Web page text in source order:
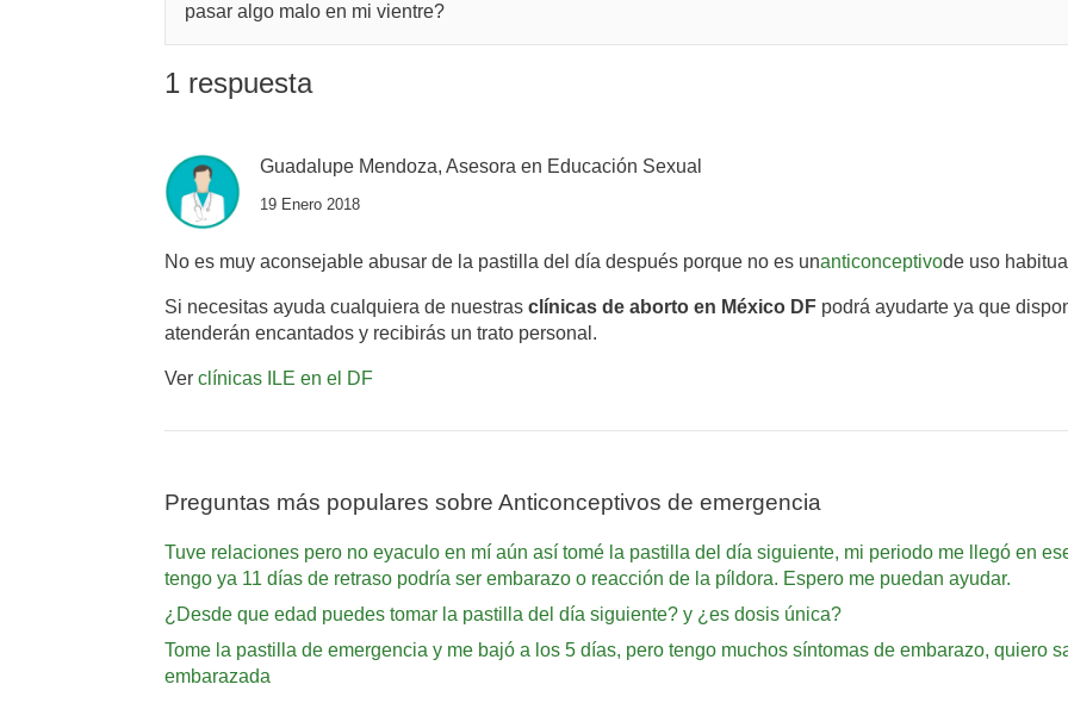
pasar algo malo en mi vientre?
1 respuesta
Guadalupe Mendoza, Asesora en Educación Sexual
19 Enero 2018
No es muy aconsejable abusar de la pastilla del día después porque no es unanticonceptivode uso
Si necesitas ayuda cualquiera de nuestras clínicas de aborto en México DF podrá ayudarte ya que
atenderán encantados y recibirás un trato personal.
Ver clínicas ILE en el DF
Preguntas más populares sobre Anticonceptivos de emergencia
Tuve relaciones pero no eyaculo en mí aún así tomé la pastilla del día siguiente, mi periodo me llegó en
tengo ya 11 días de retraso podría ser embarazo o reacción de la píldora. Espero me puedan ayudar.
¿Desde que edad puedes tomar la pastilla del día siguiente? y ¿es dosis única?
Tome la pastilla de emergencia y me bajó a los 5 días, pero tengo muchos síntomas de embarazo, quiero
embarazada